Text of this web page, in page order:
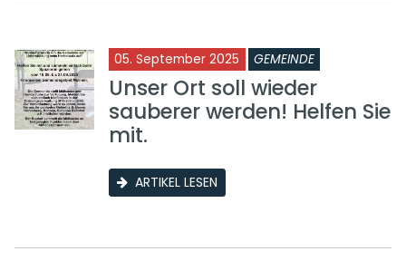
05. September 2025 GEMEINDE
Unser Ort soll wieder
sauberer werden! Helfen Sie
mit.
ARTIKEL LESEN